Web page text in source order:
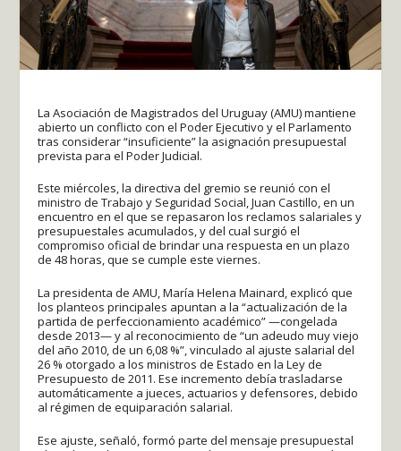
La Asociación de Magistrados del Uruguay (AMU) mantiene
abierto un conflicto con el Poder Ejecutivo y el Parlamento
tras considerar “insuficiente” la asignación presupuestal
prevista para el Poder Judicial.
Este miércoles, la directiva del gremio se reunió con el
ministro de Trabajo y Seguridad Social, Juan Castillo, en un
encuentro en el que se repasaron los reclamos salariales y
presupuestales acumulados, y del cual surgió el
compromiso oficial de brindar una respuesta en un plazo
de 48 horas, que se cumple este viernes.
La presidenta de AMU, María Helena Mainard, explicó que
los planteos principales apuntan a la “actualización de la
partida de perfeccionamiento académico” —congelada
desde 2013— y al reconocimiento de “un adeudo muy viejo
del año 2010, de un 6,08 %”, vinculado al ajuste salarial del
26 % otorgado a los ministros de Estado en la Ley de
Presupuesto de 2011. Ese incremento debía trasladarse
automáticamente a jueces, actuarios y defensores, debido
al régimen de equiparación salarial.
Ese ajuste, señaló, formó parte del mensaje presupuestal